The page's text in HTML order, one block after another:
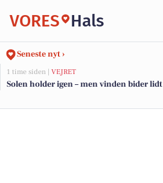
VORES Hals
Seneste nyt ›
1 time siden | VEJRET
Solen holder igen – men vinden bider lidt